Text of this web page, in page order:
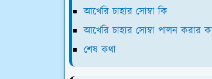
আখেরি চাহার সোম্বা কি
আখেরি চাহার সোম্বা পালন করার
শেষ কথা